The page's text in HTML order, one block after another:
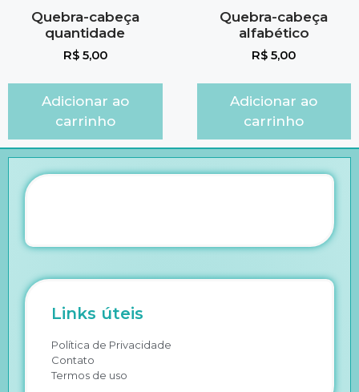
Quebra-cabeça
quantidade
R$5,00
Adicionar ao
carrinho
Quebra-cabeça
alfabético
R$ 5,00
Adicionar ao
carrinho
Links úteis
Política de Privacidade
Contato
Termos de uso